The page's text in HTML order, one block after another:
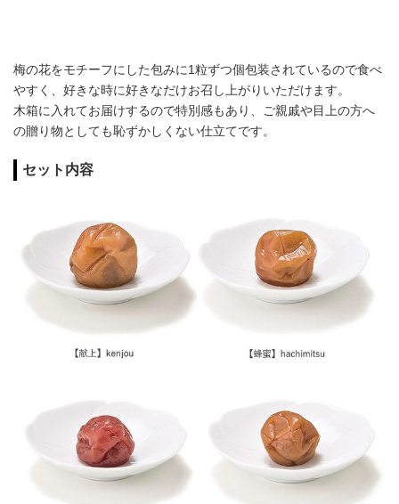
梅の花をモチーフにした包みに1粒ずつ個包装されているので食べ
やすく、好きな時に好きなだけお召し上がりいただけます。
木箱に入れてお届けするので特別感もあり、ご親戚や目上の方へ
の贈り物としても恥ずかしくない仕立てです。
セット内容